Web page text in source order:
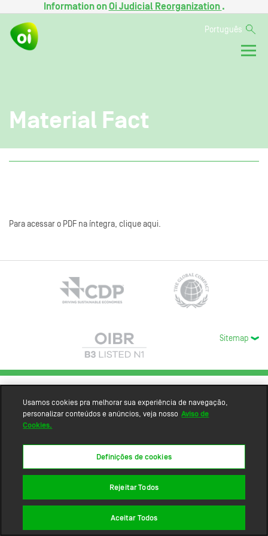
Information onOi Judicial Reorganization .
Português
Material Fact
Para acessar o PDF na íntegra, clique aqui.
Sitemap
Usamos cookies pra melhorar sua experiência de navegação,
personalizar conteúdos e anúncios, veja nosso Aviso de
Cookies.
Definições de cookies
Rejeitar Todos
Aceitar Todos